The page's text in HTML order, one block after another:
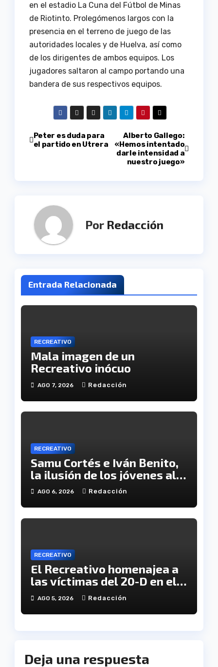
en el estadio La Cuna del Fútbol de Minas
de Riotinto. Prolegómenos largos con la
presencia en el terreno de juego de las
autoridades locales y de Huelva, así como
de los dirigentes de ambos equipos. Los
jugadores saltaron al campo portando una
bandera de sus respectivos equipos.
Navegación
Alberto Gallego:
«Hemos intentado
darle intensidad a
nuestro juego»
Peter es duda para
el partido en Utrera
Por Redacción
Entrada Relacionada
RECREATIVO
Mala imagen de un
Recreativo inócuo
AGO 7, 2026 Redacción
RECREATIVO
Samu Cortés e Iván Benito,
la ilusión de los jóvenes al
servicio del Decano
AGO 6, 2026 Redacción
RECREATIVO
El Recreativo homenajea a
las víctimas del 20-D en el
XX aniversario de la
tragedia
AGO 5, 2026 Redacción
Deja una respuesta